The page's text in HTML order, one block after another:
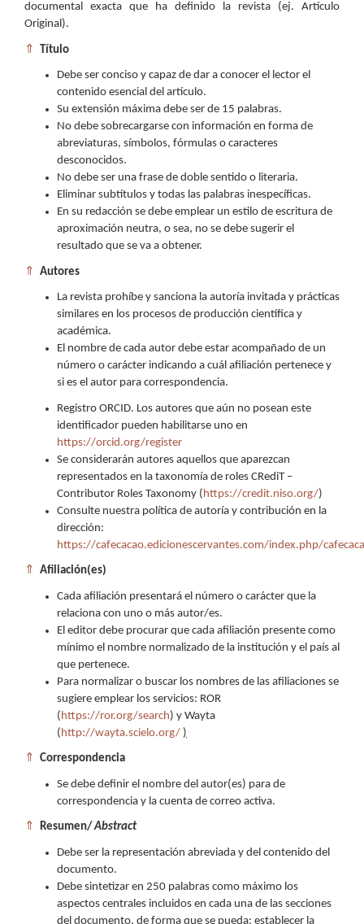
documental exacta que ha definido la revista (ej. Artículo
Original).
⇑ Título
Debe ser conciso y capaz de dar a conocer el lector el
contenido esencial del artículo.
Su extensión máxima debe ser de 15 palabras.
No debe sobrecargarse con información en forma de
abreviaturas, símbolos, fórmulas o caracteres
desconocidos.
No debe ser una frase de doble sentido o literaria.
Eliminar subtítulos y todas las palabras inespecíficas.
En su redacción se debe emplear un estilo de escritura de
aproximación neutra, o sea, no se debe sugerir el
resultado que se va a obtener.
⇑ Autores
La revista prohíbe y sanciona la autoría invitada y prácticas
similares en los procesos de producción científica y
académica.
El nombre de cada autor debe estar acompañado de un
número o carácter indicando a cuál afiliación pertenece y
si es el autor para correspondencia.
Registro ORCID. Los autores que aún no posean este
identificador pueden habilitarse uno en
https://orcid.org/register
Se considerarán autores aquellos que aparezcan
representados en la taxonomía de roles CRediT –
Contributor Roles Taxonomy ( https://credit.niso.org/)
Consulte nuestra política de autoría y contribución en la
dirección:
https://cafecacao.edicionescervantes.com/index.php/
⇑ Afiliación(es)
Cada afiliación presentará el número o carácter que la
relaciona con uno o más autor/es.
El editor debe procurar que cada afiliación presente como
mínimo el nombre normalizado de la institución y el país al
que pertenece.
Para normalizar o buscar los nombres de las afiliaciones se
sugiere emplear los servicios: ROR
( https://ror.org/search) y Wayta
( http://wayta.scielo.org/ )
⇑ Correspondencia
Se debe definir el nombre del autor(es) para de
correspondencia y la cuenta de correo activa.
⇑ Resumen/ Abstract
Debe ser la representación abreviada y del contenido del
documento.
Debe sintetizar en 250 palabras como máximo los
aspectos centrales incluidos en cada una de las secciones
del documento, de forma que se pueda: establecer la